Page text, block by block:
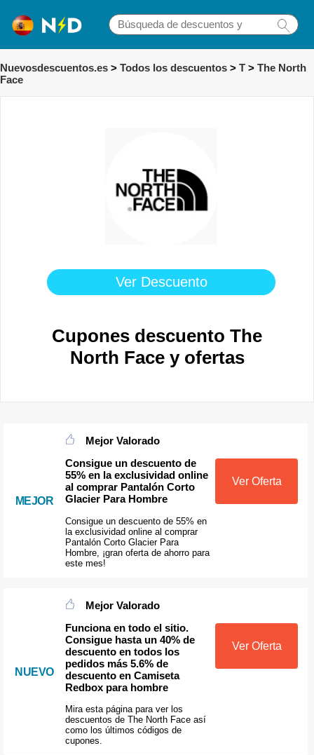
Nuevosdescuentos.es > Todos los descuentos > T > The North
Face
Ver Descuento
Cupones descuento The
North Face y ofertas
MEJOR
Mejor Valorado
Consigue un descuento de
55% en la exclusividad online
al comprar Pantalón Corto
Glacier Para Hombre
Consigue un descuento de 55% en
la exclusividad online al comprar
Pantalón Corto Glacier Para
Hombre, ¡gran oferta de ahorro para
este mes!
Ver Oferta
NUEVO
Mejor Valorado
Funciona en todo el sitio.
Consigue hasta un 40% de
descuento en todos los
pedidos más 5.6% de
descuento en Camiseta
Redbox para hombre
Mira esta página para ver los
descuentos de The North Face así
como los últimos códigos de
cupones.
Ver Oferta